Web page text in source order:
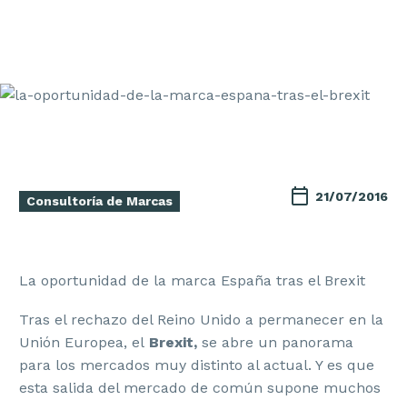
Consultoría de Marcas 21/07/2016
La oportunidad de la marca España tras el Brexit
Tras el rechazo del Reino Unido a permanecer en la
Unión Europea, el Brexit, se abre un panorama
para los mercados muy distinto al actual. Y es que
esta salida del mercado de común supone muchos